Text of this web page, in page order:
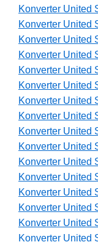
Konverter United
Konverter United
Konverter United
Konverter United
Konverter United
Konverter United
Konverter United
Konverter United
Konverter United
Konverter United
Konverter United
Konverter United
Konverter United
Konverter United
Konverter United
Konverter United